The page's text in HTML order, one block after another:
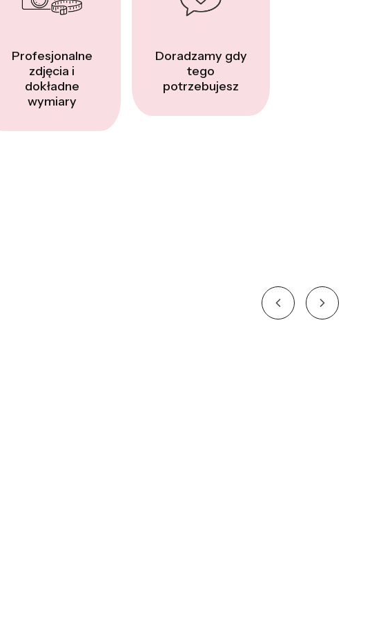
Profesjonalne
zdjęcia i
dokładne
wymiary
Doradzamy gdy
tego
potrzebujesz